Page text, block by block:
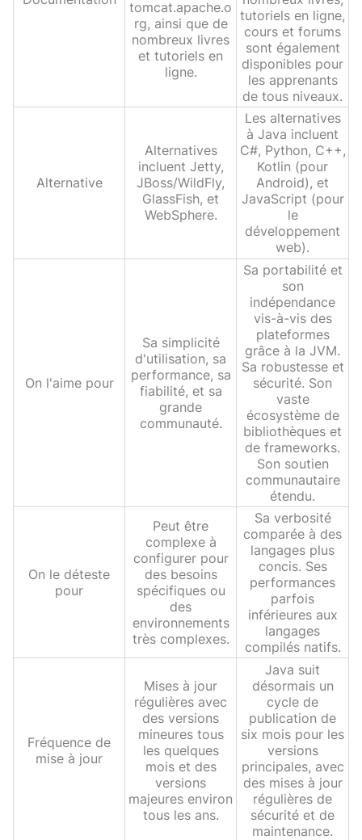
tomcat.apache.o
rg, ainsi que de
nombreux livres
et tutoriels en
ligne.
tutoriels en ligne,
cours et forums
sont également
disponibles pour
les apprenants
de tous niveaux.
Alternative
Alternatives
incluent Jetty,
JBoss/WildFly,
GlassFish, et
WebSphere.
Les alternatives
à Java incluent
C#, Python, C++,
Kotlin (pour
Android), et
JavaScript (pour
le
développement
web).
On l'aime pour
Sa simplicité
d'utilisation, sa
performance, sa
fiabilité, et sa
grande
communauté.
Sa portabilité et
son
indépendance
vis-à-vis des
plateformes
grâce à la JVM.
Sa robustesse et
sécurité. Son
vaste
écosystème de
bibliothèques et
de frameworks.
Son soutien
communautaire
étendu.
On le déteste
pour
Peut être
complexe à
configurer pour
des besoins
spécifiques ou
des
environnements
très complexes.
Sa verbosité
comparée à des
langages plus
concis. Ses
performances
parfois
inférieures aux
langages
compilés natifs.
Fréquence de
mise à jour
Mises à jour
régulières avec
des versions
mineures tous
les quelques
mois et des
versions
majeures environ
tous les ans.
Java suit
désormais un
cycle de
publication de
six mois pour les
versions
principales, avec
des mises à jour
régulières de
sécurité et de
maintenance.